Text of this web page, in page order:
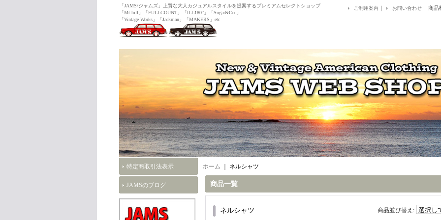
「JAMS/ジャムズ」上質な大人カジュアルスタイルを提案するプレミアムセレクトショップ
「Mt.hill」「FULLCOUNT」「ILL180°」「Sugar&Co.」
「Vintage Works」「Jackman」「MAKERS」etc
ご利用案内 ｜ お問い合わせ 商品
特定商取引法表示
JAMSのブログ
ホーム ネルシャツ
商品一覧
ネルシャツ 商品並び替え :